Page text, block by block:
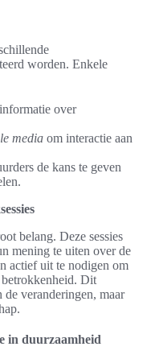
worden. Enkele
over
media om interactie aan
de kans te geven
belang. Deze sessies
mening te uiten over de
actief uit te nodigen om
Dit
de veranderingen, maar
in duurzaamheid